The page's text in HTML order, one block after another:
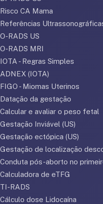
Risco CA Mama
Referências
O-RADS US
O-RADS MRI
IOTA - Regras Simples
ADNEX (IOTA)
FIGO - Miomas Uterinos
Datação da gestação
Calcular e avaliar o peso fetal
Gestação Inviável (US)
Gestação ectópica (US)
Gestação de localização
Conduta pós-aborto no
Calculadora de eTFG
TI-RADS
Cálculo dose Lidocaína